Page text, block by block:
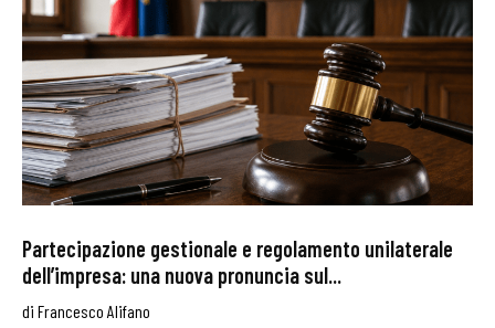
Partecipazione gestionale e regolamento unilaterale
dell’impresa: una nuova pronuncia sul...
di Francesco Alifano